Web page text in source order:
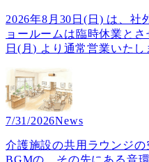
2026年8月30日(日) は、社
ョールームは臨時休業と
日(月) より通常営業いたし
7/31/2026News
介護施設の共用ラウンジ
BGMの、その先にある音